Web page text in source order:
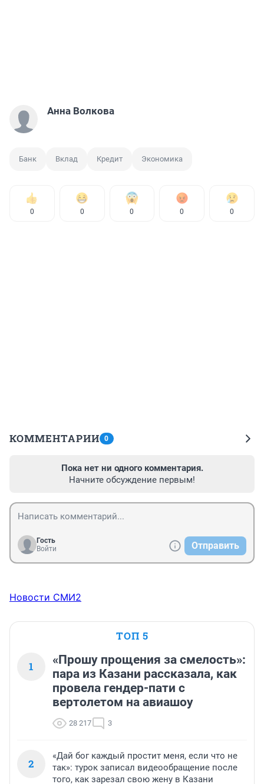
Анна Волкова
Банк Вклад Кредит Экономика
0 0 0 0 0
КОММЕНТАРИИ 0
Пока нет ни одного комментария.
Начните обсуждение первым!
Гость
Войти
Отправить
Новости СМИ2
ТОП 5
1
«Прошу прощения за смелость»:
пара из Казани рассказала, как
провела гендер-пати с
вертолетом на авиашоу
28 217 3
2
«Дай бог каждый простит меня, если что не
так»: турок записал видеообращение после
того, как зарезал свою жену в Казани